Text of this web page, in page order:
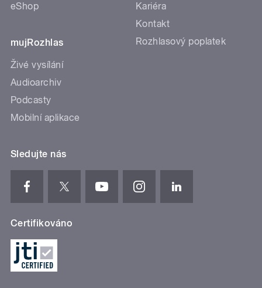
eShop
mujRozhlas
Živé vysílání
Audioarchiv
Podcasty
Mobilní aplikace
Kariéra
Kontakt
Rozhlasový poplatek
Sledujte nás
Certifikováno